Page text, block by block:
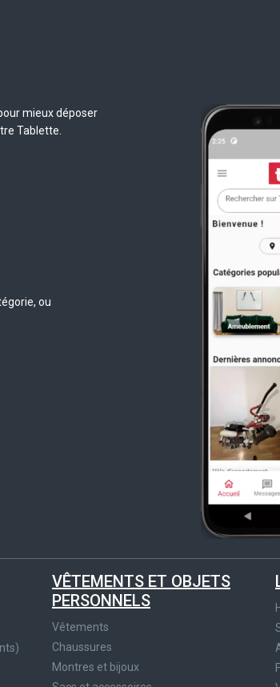
mieux déposer
Tablette.
ou
VÊTEMENTS ET OBJETS
PERSONNELS
Vêtements
Chaussures
Montres et bijoux